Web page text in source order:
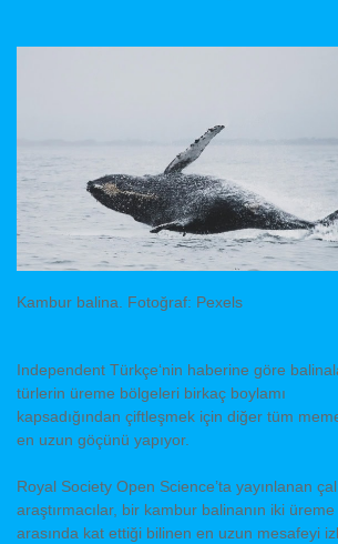
Kambur balina. Fotoğraf: Pexels
Independent Türkçe‘nin haberine göre
türlerin üreme bölgeleri birkaç boylamı
kapsadığından çiftleşmek için diğer tüm
en uzun göçünü yapıyor.
Royal Society Open Science’ta yayınlanan
araştırmacılar, bir kambur balinanın iki üreme
arasında kat ettiği bilinen en uzun mesafeyi